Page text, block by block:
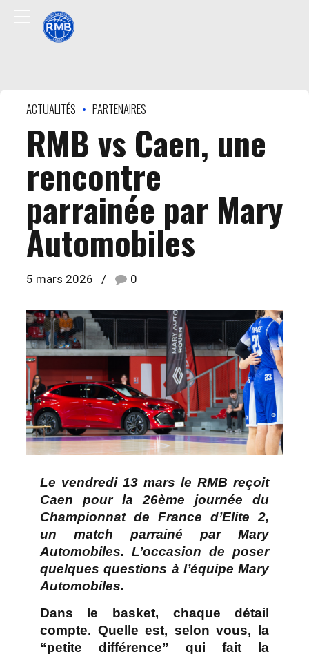
ACTUALITÉS PARTENAIRES
RMB vs Caen, une
rencontre
parrainée par Mary
Automobiles
5 mars 2026 0
Le vendredi 13 mars le RMB reçoit
Caen pour la 26ème journée du
Championnat de France d’Elite 2,
un match parrainé par Mary
Automobiles. L’occasion de poser
quelques questions à l’équipe Mary
Automobiles.
Dans le basket, chaque détail
compte. Quelle est, selon vous, la
“petite différence” qui fait la